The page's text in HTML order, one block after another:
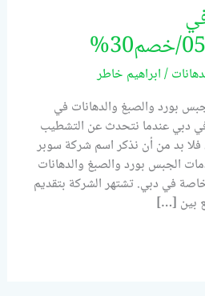
/ابراهيم خاطر
بورد والصبغ والدهانات في
دبي عندما نتحدث عن التشطيب
فلا بد من أن نذكر اسم شركة سوبر
الجبس بورد والصبغ والدهانات
في دبي. تشتهر الشركة بتقديم
بين […]